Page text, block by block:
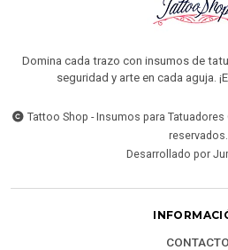
Domina cada trazo con insumos de
seguridad y arte en cada aguja.
Tattoo Shop - Insumos para
reservados.
Desarrollado por
CONTACTO